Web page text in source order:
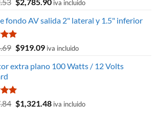
original
era:
$2,932.53.
actual
$2,785.90.
iva incluido
fondo AV salida 2" lateral y 1.5" inferior
El
original
$1,104.69.
$919.09El
actual
iva incluido
extra plano 100 Watts / 12 Volts
El
$1,321.48Eliva incluido